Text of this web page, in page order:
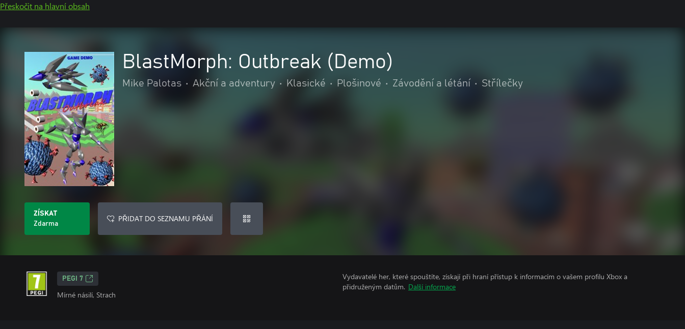
Přeskočit na hlavní obsah
BlastMorph: Outbreak (Demo)
Mike Palotas • Akční a adventury • Klasické • Plošinové • Závodění a létání • Střílečky
ZÍSKAT
Zdarma
PŘIDAT DO SEZNAMU PŘÁNÍ
PEGI 7
Mírné násilí, Strach
Vydavatelé her, které spouštíte, získají při hraní přístup k informacím o vašem profilu Xbox a
přidruženým datům. Další informace